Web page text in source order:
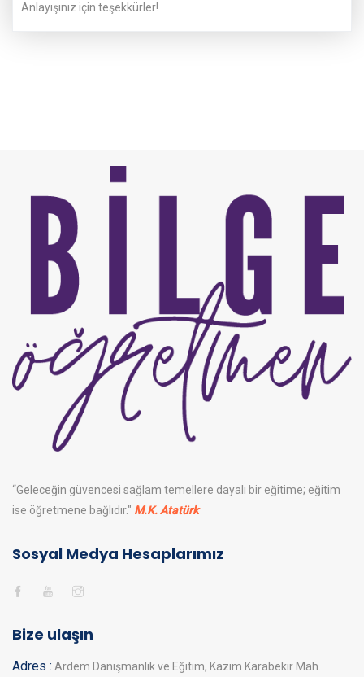
Anlayışınız için teşekkürler!
“Geleceğin güvencesi sağlam temellere dayalı bir eğitime; eğitim
ise öğretmene bağlıdır." M.K. Atatürk
Sosyal Medya Hesaplarımız
Bize ulaşın
Adres : Ardem Danışmanlık ve Eğitim, Kazım Karabekir Mah.